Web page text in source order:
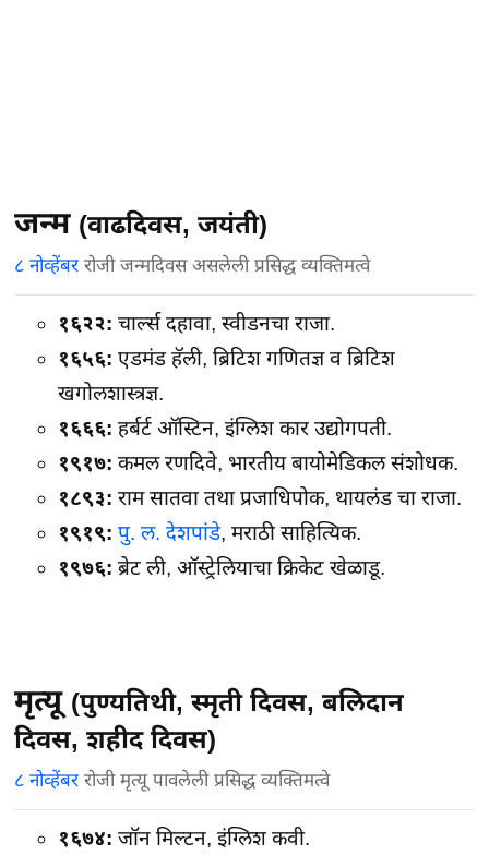
जन्म (वाढदिवस, जयंती)
८ नोव्हेंबररोजी जन्मदिवस असलेली प्रसिद्ध व्यक्तिमत्वे
१६२२: चार्ल्स दहावा, स्वीडनचा राजा.
१६५६: एडमंड हॅली, ब्रिटिश गणितज्ञ व ब्रिटिश
खगोलशास्त्रज्ञ.
१६६६: हर्बर्ट ऑस्टिन, इंग्लिश कार उद्योगपती.
१९१७: कमल रणदिवे, भारतीय बायोमेडिकल संशोधक.
१८९३: राम सातवा तथा प्रजाधिपोक, थायलंड चा राजा.
१९१९: पु. ल. देशपांडे, मराठी साहित्यिक.
१९७६: ब्रेट ली, ऑस्ट्रेलियाचा क्रिकेट खेळाडू.
मृत्यू (पुण्यतिथी, स्मृती दिवस, बलिदान
दिवस, शहीद दिवस)
८ नोव्हेंबररोजी मृत्यू पावलेली प्रसिद्ध व्यक्तिमत्वे
१६७४: जॉन मिल्टन, इंग्लिश कवी.